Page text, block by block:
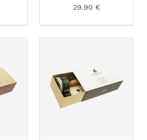
29.90 €